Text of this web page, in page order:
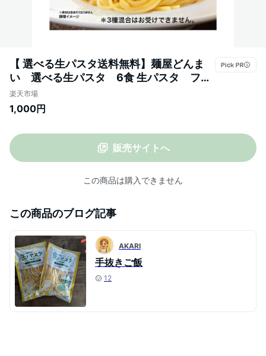
【 選べる生パスタ送料無料】麺屋どんま
い 選べる生パスタ 6食 生パスタ フェ
ットチーネ リングイネ スパゲティ
楽天市場
1,000円
販売サイトへ
この商品は購入できません
この商品のブログ記事
AKARI
手抜きご飯
12